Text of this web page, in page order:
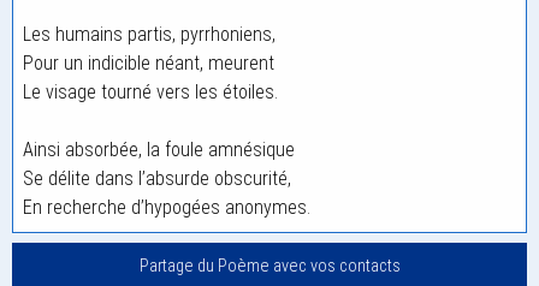
Les humains partis, pyrrhoniens,
Pour un indicible néant, meurent
Le visage tourné vers les étoiles.
Ainsi absorbée, la foule amnésique
Se délite dans l’absurde obscurité,
En recherche d’hypogées anonymes.
Partage du Poème avec vos contacts